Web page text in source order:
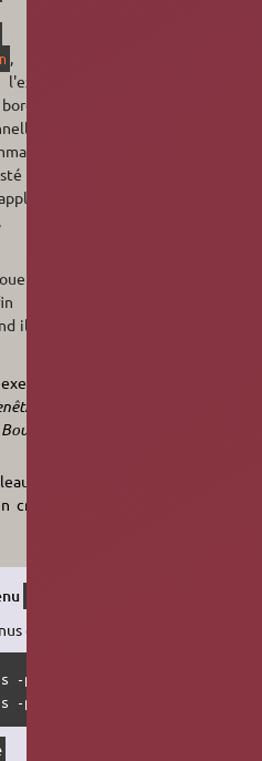
, il est
et que
sans
ni
ci-après,
avec le
d'éviter
il y a trop
le
Boutons des
de bord
créant un
classiques :
-p /Gtk/ShellShowsMenubar -n
-p /Gtk/ShellShowsAppmenu -n